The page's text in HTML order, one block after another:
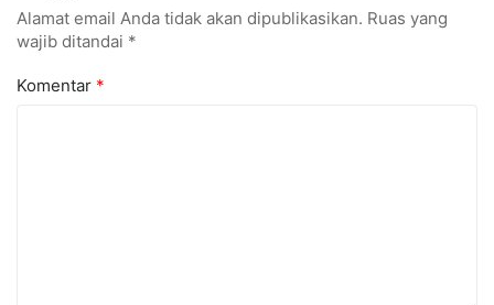
Alamat email Anda tidak akan dipublikasikan. Ruas yang
wajib ditandai *
Komentar *